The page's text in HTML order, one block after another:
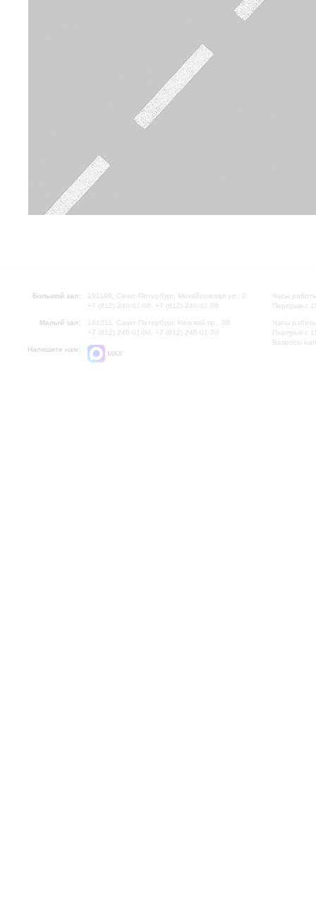
Большой зал:
191186, Санкт-Петербург, Михайловская ул., 2
+7 (812) 240-01-00, +7 (812) 240-01-80
Малый зал:
191011, Санкт-Петербург, Невский пр., 30
+7 (812) 240-01-00, +7 (812) 240-01-70
Напишите нам:
MAX
Часы
Перерыв с
Часы
Перерыв с
Вопросы